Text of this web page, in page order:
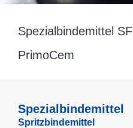
Spezialbindemittel SF
PrimoCem
Spezialbindemittel
Spritzbindemittel